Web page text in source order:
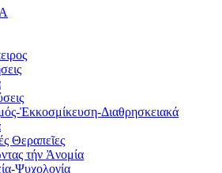
Ἐκκοσμίκευση-Διαθρησκειακά
Θεραπεῖες
τήν Ἀνομία
Ψυχολογία